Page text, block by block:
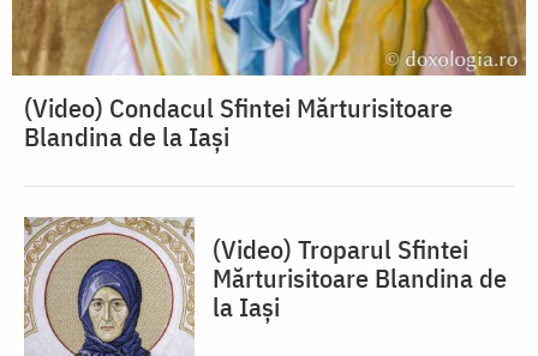
(Video) Condacul Sfintei Mărturisitoare
Blandina de la Iași
(Video) Troparul Sfintei
Mărturisitoare Blandina de
la Iași